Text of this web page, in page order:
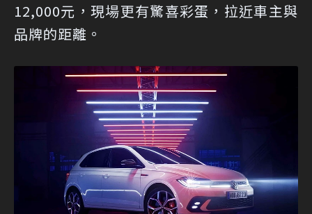
12,000元，現場更有驚喜彩蛋，拉近車主與
品牌的距離。